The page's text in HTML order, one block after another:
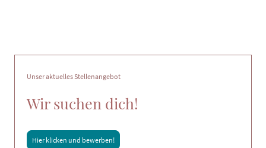
Unser aktuelles Stellenangebot
Wir suchen dich!
Hier klicken und bewerben!